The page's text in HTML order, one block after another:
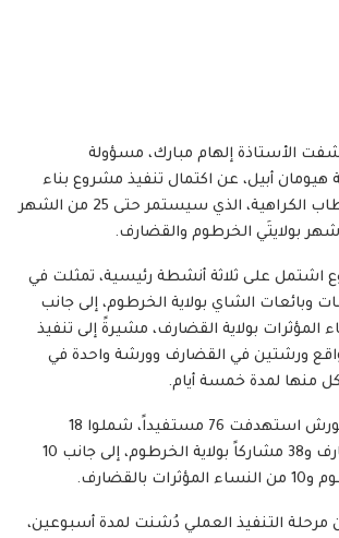
الأستاذة إلهام مبارك، مسؤولة
أبيل، عن اكتمال تنفيذ مشروع بناء
السلام ومكافحة خطاب الكراهية، الذي سيستمر حتى 25 من الشهر
أشهر بولايتَي الخرطوم والقضارف.
اشتمل على ثلاثة أنشطة رئيسية، تمثلت في
وبائعات الشاي بولاية الخرطوم، إلى جانب
المؤثرات بولاية القضارف، مشيرةً إلى تنفيذ
ورشتين في القضارف وورشة واحدة في
منها لمدة خمسة أيام.
وأضافت الهام، أن الورش استهدفت 76 مستفيداً، شملوا 18
مشاركاً بولاية القضارف و38 مشاركاً بولاية الخرطوم، إلى جانب 10
بالقضارف.
مرحلة التنفيذ العملي دُشنت لمدة أسبوعين،